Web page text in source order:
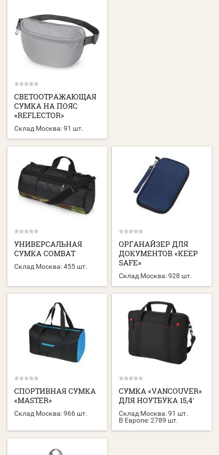
СВЕТООТРАЖАЮЩАЯ
СУМКА НА ПОЯС
«REFLECTOR»
Склад Москва:91 шт.
УНИВЕРСАЛЬНАЯ
СУМКА COMBAT
Склад Москва:455 шт.
ОРГАНАЙЗЕР ДЛЯ
ДОКУМЕНТОВ «KEEP
SAFE»
Склад Москва: 928 шт.
СПОРТИВНАЯ СУМКА
«MASTER»
Склад Москва:966 шт.
СУМКА «VANCOUVER»
ДЛЯ НОУТБУКА 15,4'
Склад Москва: 91 шт.
В Европе: 2789 шт.